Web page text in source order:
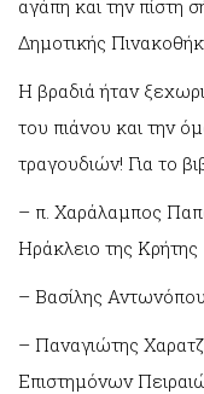
αγάπη και την πίστη
Δημοτικής
Η βραδιά ήταν
του πιάνου και την
τραγουδιών! Για το
– π. Χαράλαμπος
Ηράκλειο της Κρήτης
– Βασίλης
– Παναγιώτης
Επιστημόνων